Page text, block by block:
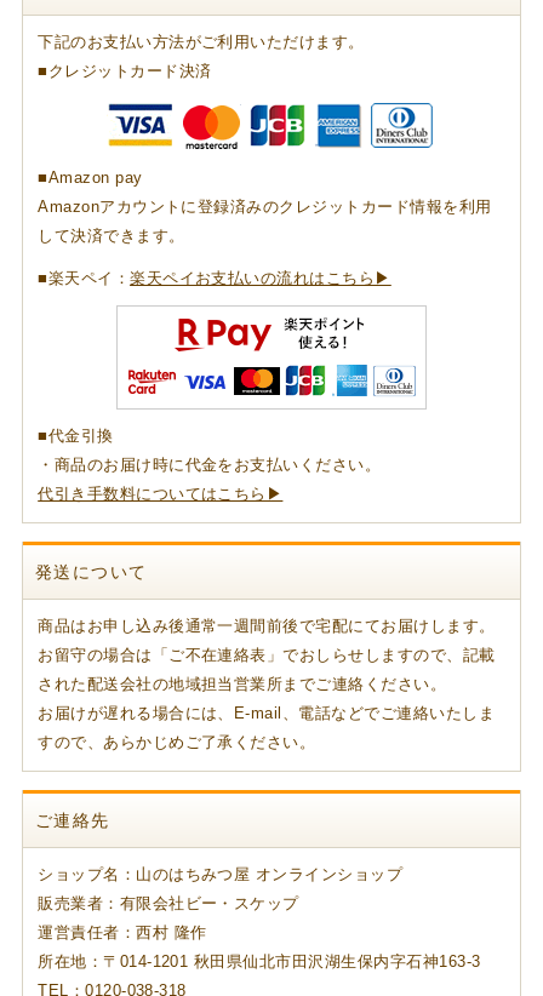
下記のお支払い方法がご利用いただけます。
■クレジットカード決済
■Amazon pay
Amazonアカウントに登録済みのクレジットカード情報を利用
して決済できます。
■楽天ペイ：楽天ペイお支払いの流れはこちら▶
■代金引換
・商品のお届け時に代金をお支払いください。
代引き手数料についてはこちら▶
発送について
商品はお申し込み後通常一週間前後で宅配にてお届けします。
お留守の場合は「ご不在連絡表」でおしらせしますので、記載
された配送会社の地域担当営業所までご連絡ください。
お届けが遅れる場合には、E-mail、電話などでご連絡いたしま
すので、あらかじめご了承ください。
ご連絡先
ショップ名：山のはちみつ屋 オンラインショップ
販売業者：有限会社ビー・スケップ
運営責任者：西村 隆作
所在地：〒014-1201 秋田県仙北市田沢湖生保内字石神163-3
TEL：0120-038-318